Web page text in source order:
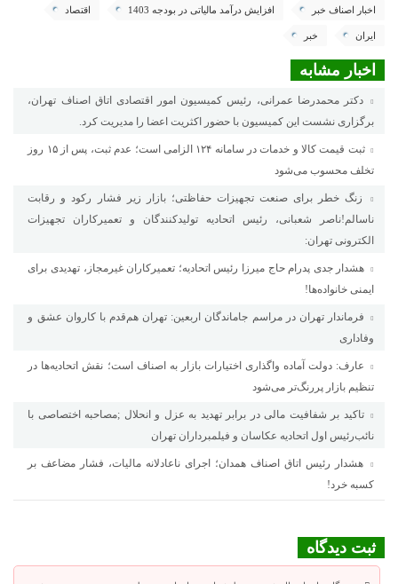
اخبار اصناف خبر افزایش درآمد مالیاتی در بودجه 1403 اقتصاد
ایران خبر
اخبار مشابه
دکتر محمدرضا عمرانی، رئیس کمیسیون امور اقتصادی اتاق اصناف تهران،
برگزاری نشست این کمیسیون با حضور اکثریت اعضا را مدیریت کرد.
ثبت قیمت کالا و خدمات در سامانه ۱۲۴ الزامی است؛ عدم ثبت، پس از ۱۵ روز
تخلف محسوب می‌شود
زنگ خطر برای صنعت تجهیزات حفاظتی؛ بازار زیر فشار رکود و رقابت
ناسالم!ناصر شعبانی، رئیس اتحادیه تولیدکنندگان و تعمیرکاران تجهیزات
الکترونی تهران:
هشدار جدی پدرام حاج میرزا رئیس اتحادیه؛ تعمیرکاران غیرمجاز، تهدیدی برای
ایمنی خانواده‌ها!
فرماندار تهران در مراسم جاماندگان اربعین: تهران هم‌قدم با کاروان عشق و
وفاداری
عارف: دولت آماده واگذاری اختیارات بازار به اصناف است؛ نقش اتحادیه‌ها در
تنظیم بازار پررنگ‌تر می‌شود
تاکید بر شفافیت مالی در برابر تهدید به عزل و انحلال ;مصاحبه اختصاصی با
نائب‌رئیس اول اتحادیه عکاسان و فیلمبرداران تهران
هشدار رئیس اتاق اصناف همدان؛ اجرای ناعادلانه مالیات، فشار مضاعف بر
کسبه خرد!
ثبت دیدگاه